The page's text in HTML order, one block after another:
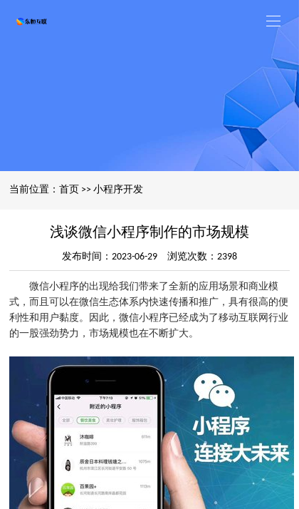
当前位置： 首页 >> 小程序开发
浅谈微信小程序制作的市场规模
发布时间：2023-06-29 浏览次数：2398
微信小程序的出现给我们带来了全新的应用场景和商业模
式，而且可以在微信生态体系内快速传播和推广，具有很高的便
利性和用户黏度。因此，微信小程序已经成为了移动互联网行业
的一股强劲势力，市场规模也在不断扩大。